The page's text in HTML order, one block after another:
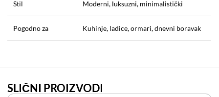
Stil Moderni, luksuzni, minimalistički
Pogodno za Kuhinje, ladice, ormari, dnevni boravak
SLIČNI PROIZVODI